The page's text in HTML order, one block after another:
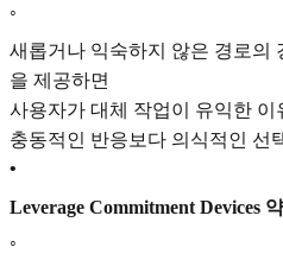
◦
새롭거나 익숙하지 않은 경로의
을 제공하면
사용자가 대체 작업이 유익한 이
충동적인 반응보다 의식적인 선
•
Leverage Commitment Devices
◦